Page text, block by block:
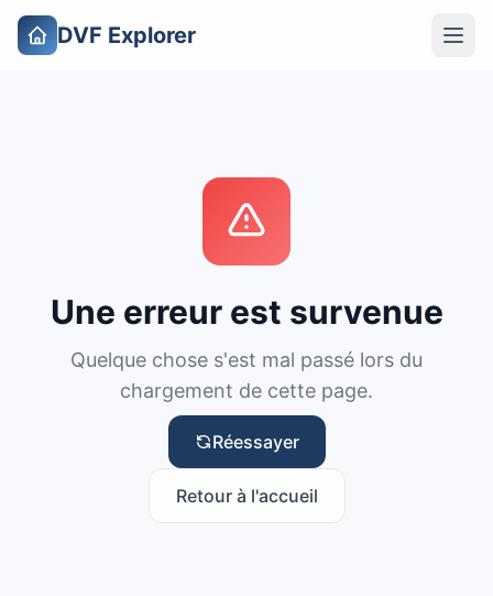
DVF Explorer
Une erreur est survenue
Quelque chose s'est mal passé lors du
chargement de cette page.
Réessayer
Retour à l'accueil